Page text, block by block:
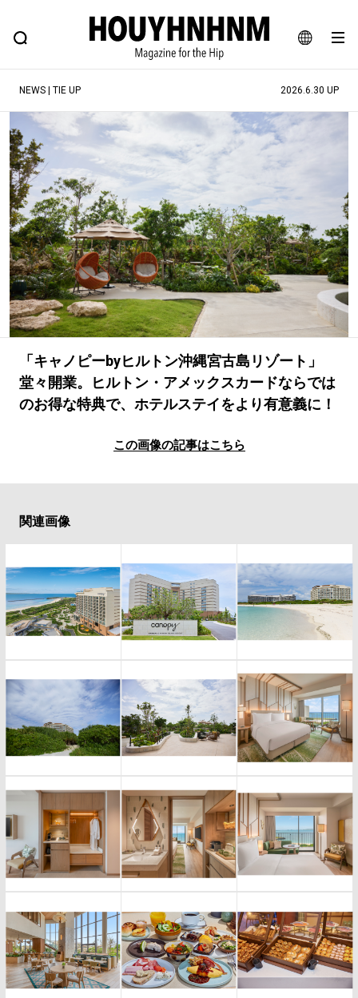
JA
EN
FEATURE BLOG SNAP
ヒップなファッション、カルチャー、ライフスタイルWEBマガジン
#注目のタグ
#SHOPPING ADDICT
#ESSENTIAL DESIGNS #古着サミット
#NEW VINTAGE #マイナーグッド図鑑
#路地裏てぃーん。 #MONTHLY JOURNAL
#GH 銘品の所以 #フイナムのYouTube
#Commune H #FOCUS IT #AH.H
#ととけん #FASHION #MUSIC #MOVIE
#LIFESTYLE #SNEAKER #OUTDOOR
#SPORTS #HANDSOME HANDBOOK
NEWS | TIE UP 2026.6.30 UP
「キャノピーbyヒルトン沖縄宮古島リゾート」
堂々開業。ヒルトン・アメックスカードならでは
のお得な特典で、ホテルステイをより有意義に！
この画像の記事はこちら
関連画像